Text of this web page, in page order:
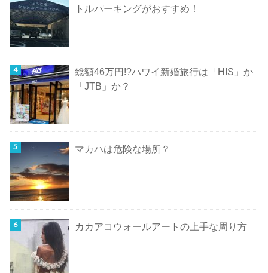
トルパーキングがおすすめ！
総額46万円!?ハワイ新婚旅行は「HIS」か
「JTB」か？
マカハは危険な場所？
カカアコウォールアートの上手な周り方